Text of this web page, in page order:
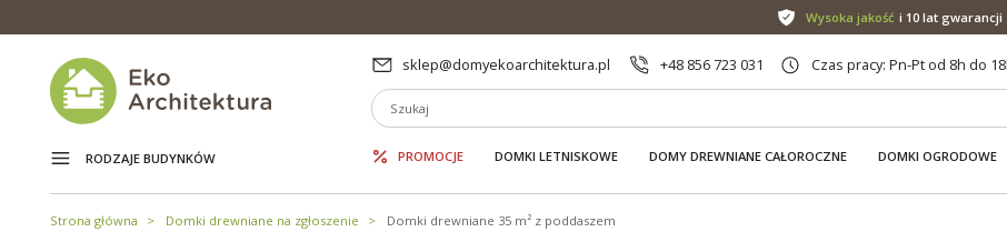
Wysoka jakość i 10 lat gwarancji
sklep@domyekoarchitektura.pl +48 856 723 031 Czas pracy: Pn-Pt od 8h do
RODZAJE BUDYNKÓW PROMOCJE DOMKI LETNISKOWE DOMY DREWNIANE CAŁOROCZNE DOMKI OGRODOWE
Strona główna Domki drewniane na zgłoszenie Domki drewniane 35 m² z poddaszem